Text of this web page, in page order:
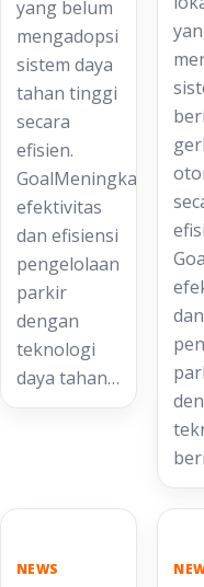
yang belum
mengadopsi
sistem daya
tahan tinggi
secara
efisien.
GoalMeningkatkan
efektivitas
dan efisiensi
pengelolaan
parkir
dengan
teknologi
daya tahan…
NEWS